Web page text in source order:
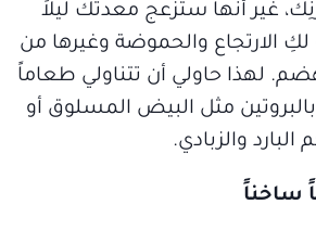
غير أنها ستزعج معدتك ليلاً
الارتجاع والحموضة وغيرها من
لهذا حاولي أن تتناولي طعاماً
بالبروتين مثل البيض المسلوق أو
البارد والزبادي.
ساخناً